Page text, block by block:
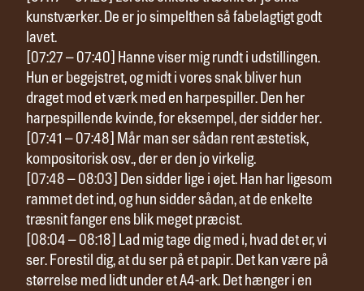
kunstværker. De er jo simpelthen så fabelagtigt godt
lavet.
[07:27 – 07:40] Hanne viser mig rundt i udstillingen.
Hun er begejstret, og midt i vores snak bliver hun
draget mod et værk med en harpespiller. Den her
harpespillende kvinde, for eksempel, der sidder her.
[07:41 – 07:48] Mår man ser sådan rent æstetisk,
kompositorisk osv., der er den jo virkelig.
[07:48 – 08:03] Den sidder lige i øjet. Han har ligesom
rammet det ind, og hun sidder sådan, at de enkelte
træsnit fanger ens blik meget præcist.
[08:04 – 08:18] Lad mig tage dig med i, hvad det er, vi
ser. Forestil dig, at du ser på et papir. Det kan være på
størrelse med lidt under et A4-ark. Det hænger i en